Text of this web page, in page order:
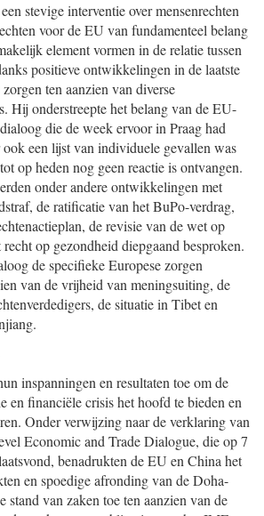
stevige interventie over mensenrechten
voor de EU van fundamenteel belang
element vormen in de relatie tussen
positieve ontwikkelingen in de laatste
ten aanzien van diverse
Hij onderstreepte het belang van de EU-
die de week ervoor in Praag had
ook een lijst van individuele gevallen was
op heden nog geen reactie is ontvangen.
onder andere ontwikkelingen met
de ratificatie van het BuPo-verdrag,
de revisie van de wet op
recht op gezondheid diepgaand besproken.
de specifieke Europese zorgen
van de vrijheid van meningsuiting, de
de situatie in Tibet en
inspanningen en resultaten toe om de
en financiële crisis het hoofd te bieden en
Onder verwijzing naar de verklaring van
Economic and Trade Dialogue, die op 7
benadrukten de EU en China het
en spoedige afronding van de Doha-
stand van zaken toe ten aanzien van de